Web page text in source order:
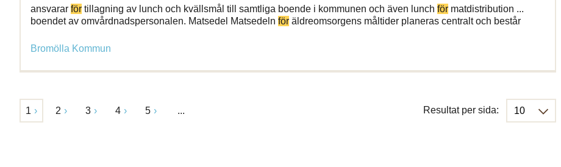
ansvarar för tillagning av lunch och kvällsmål till samtliga boende i kommunen och även lunch för matdistribution ...
boendet av omvårdnadspersonalen. Matsedel Matsedeln för äldreomsorgens måltider planeras centralt och består
Bromölla Kommun
1 2 3 4 5 ... Resultat per sida: